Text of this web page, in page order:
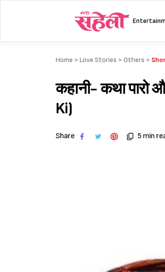
Home > Love Stories > Others >
कहानी- कथा पारो
Ki)
Share 5 min